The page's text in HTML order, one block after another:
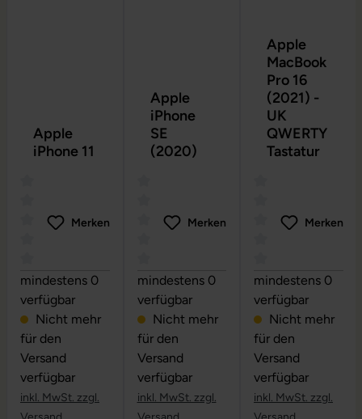
Apple
iPhone 11
Durchschnittliche Bewertung von 0 von 5 Sternen
Merken
mindestens 0
verfügbar
Nicht mehr
für den
Versand
verfügbar
inkl. MwSt. zzgl.
Apple
iPhone
SE
(2020)
Durchschnittliche Bewertung von 0
Merken
mindestens 0
verfügbar
Nicht mehr
für den
Versand
verfügbar
inkl. MwSt. zzgl.
Apple
MacBook
Pro 16
(2021) -
UK
QWERTY
Tastatur
Durchschnittliche
Merken
mindestens 0
verfügbar
Nicht mehr
für den
Versand
verfügbar
inkl. MwSt. zzgl.